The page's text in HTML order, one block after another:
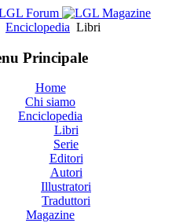
Enciclopedia Libri
Principale
Home
Chi siamo
Enciclopedia
Libri
Serie
Editori
Autori
Illustratori
Traduttori
Magazine